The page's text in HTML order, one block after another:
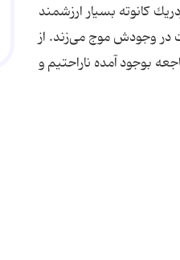
كانوته بسیار ارزشمند
در وجودش موج می‌زند. از
بوجود آمده ناراحتیم و